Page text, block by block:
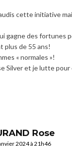
cette initiative
gagne des fortunes
plus de 55 ans!
« normales »!
Silver et je lutte pour
Rose
2024 à 21h46